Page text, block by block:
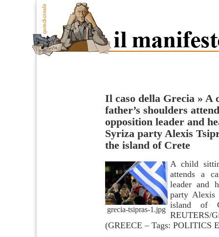
Il caso della Grecia » A
father’s shoulders
opposition leader and
Syriza party Alexis
the island of Crete
grecia-tsipras-1.jpg
A child
attends a
leader and
party Alexis
island of
(GREECE – Tags: POLITICS